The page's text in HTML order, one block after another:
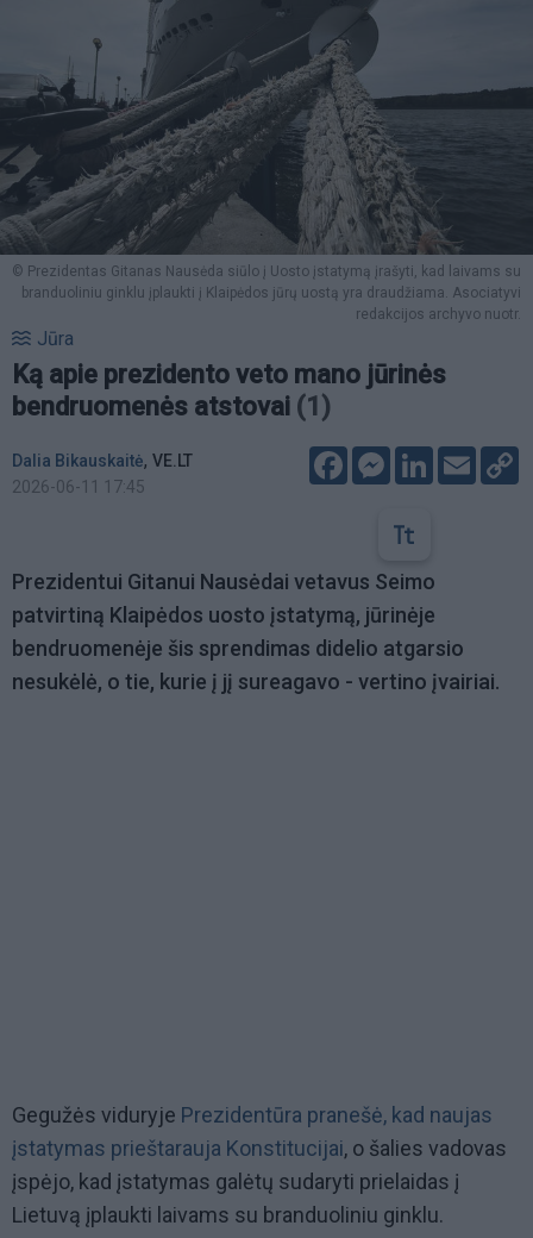
© Prezidentas Gitanas Nausėda siūlo į Uosto įstatymą įrašyti, kad laivams su
branduoliniu ginklu įplaukti į Klaipėdos jūrų uostą yra draudžiama. Asociatyvi
redakcijos archyvo nuotr.
Jūra
Ką apie prezidento veto mano jūrinės
bendruomenės atstovai (1)
Dalia Bikauskaitė, VE.LT
2026-06-11 17:45
FacebookMessenger
LinkedIn
Email
Prezidentui Gitanui Nausėdai vetavus Seimo
patvirtiną Klaipėdos uosto įstatymą, jūrinėje
bendruomenėje šis sprendimas didelio atgarsio
nesukėlė, o tie, kurie į jį sureagavo - vertino įvairiai.
Gegužės viduryje Prezidentūra pranešė, kad naujas
įstatymas prieštarauja Konstitucijai, o šalies vadovas
įspėjo, kad įstatymas galėtų sudaryti prielaidas į
Lietuvą įplaukti laivams su branduoliniu ginklu.